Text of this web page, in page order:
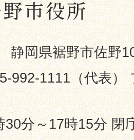
岡県裾野市佐野
992-1111（代表）
30分～17時15分 閉